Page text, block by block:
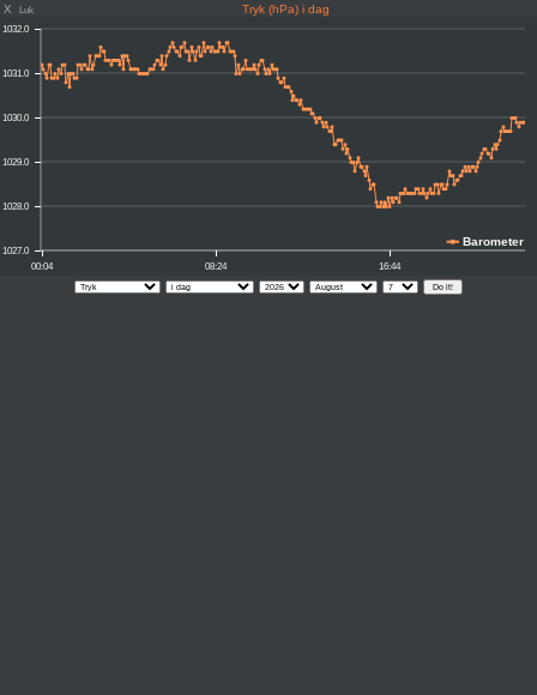
X Luk Tryk (hPa) i dag